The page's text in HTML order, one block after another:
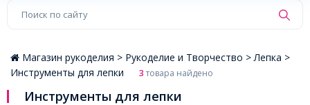
Магазин рукоделия > Рукоделие и Творчество >Лепка >
Инструменты для лепки
3товара найдено
Инструменты для лепки